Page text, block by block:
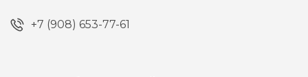
+7 (908) 653-77-61